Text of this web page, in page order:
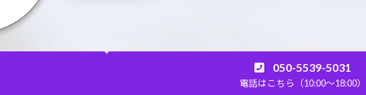
050-5539-5031
電話はこちら（10:00～18:00）